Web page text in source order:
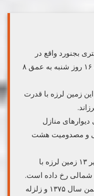
زمین لرزه ۵٫۲ ریشتری بجنورد واقع در
استان خراسان شمالی را در ساعت ۱۶ روز شنبه به عمق ۸
زمین لرزه با قدرت
منازل
و مصدومیت هشت
براساس آمارهای موجود در سده اخیر ۱۳ زمین لرزه با
زلزله ای با قدرت ۶.۲ درجه ریشتر بهمن سال ۱۳۷۵ و زلزله